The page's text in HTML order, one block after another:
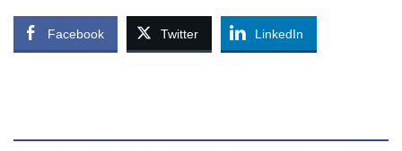
Facebook Twitter LinkedIn